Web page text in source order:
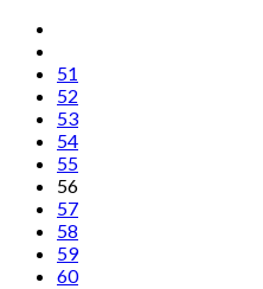
51
52
53
54
55
56
57
58
59
60